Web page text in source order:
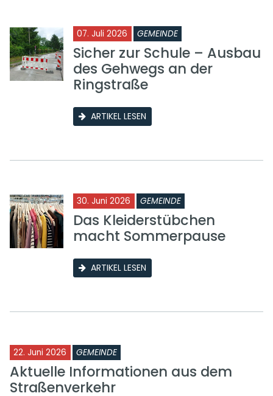
07. Juli 2026 GEMEINDE
Sicher zur Schule – Ausbau
des Gehwegs an der
Ringstraße
ARTIKEL LESEN
30. Juni 2026 GEMEINDE
Das Kleiderstübchen
macht Sommerpause
ARTIKEL LESEN
22. Juni 2026 GEMEINDE
Aktuelle Informationen aus dem
Straßenverkehr